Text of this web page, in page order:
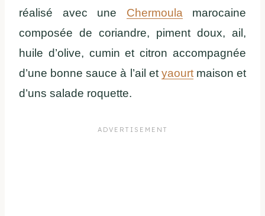
réalisé avec une Chermoula marocaine
composée de coriandre, piment doux, ail,
huile d’olive, cumin et citron accompagnée
d’une bonne sauce à l’ail et yaourtmaison et
d’uns salade roquette.